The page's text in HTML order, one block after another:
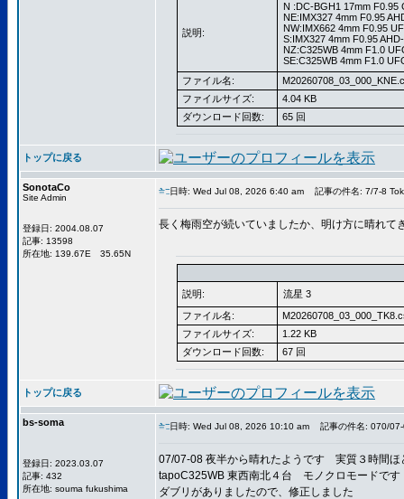
説明:
N :DC-BGH1 17mm F0.95
NE:IMX327 4mm F0.95
NW:IMX662 4mm F0.95
S:IMX327 4mm F0.95
NZ:C325WB 4mm F1.0
SE:C325WB 4mm F1.0
ファイル名:
ファイルサイズ:
4.04 KB
ダウンロード回数:
65 回
トップに戻る
SonotaCo
Site Admin
登録日: 2004.08.07
記事: 13598
所在地: 139.67E 35.65N
日時: Wed Jul 08, 2026 6:40 am 記事の件名: 7/7-8
長く梅雨空が続いていましたか、明け方に晴れて
説明:
流星 3
ファイル名:
ファイルサイズ:
1.22 KB
ダウンロード回数:
67 回
トップに戻る
bs-soma
登録日: 2023.03.07
記事: 432
所在地: souma fukushima
日時: Wed Jul 08, 2026 10:10 am 記事の件名: 070/
07/07-08 夜半から晴れたようです 実質３時間ほ
tapoC325WB 東西南北４台 モノクロモードです
ダブリがありましたので、修正しました